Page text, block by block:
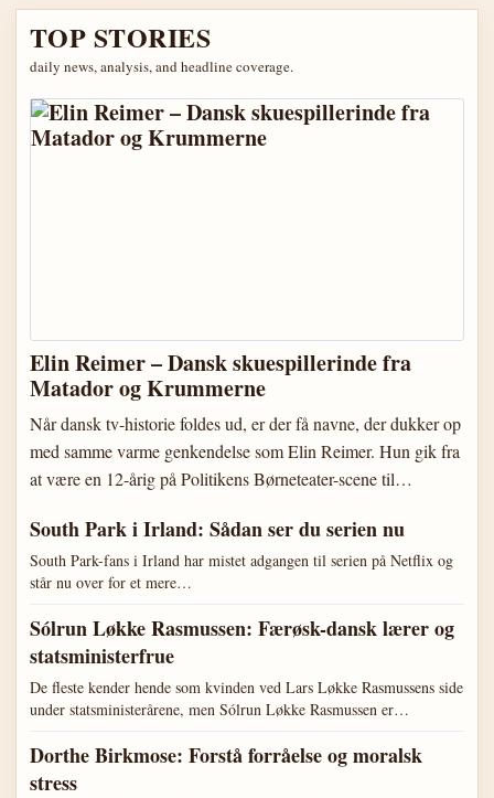
TOP STORIES
daily news, analysis, and headline coverage.
Elin Reimer – Dansk skuespillerinde fra
Matador og Krummerne
Når dansk tv-historie foldes ud, er der få navne, der dukker op
med samme varme genkendelse som Elin Reimer. Hun gik fra
at være en 12-årig på Politikens Børneteater-scene til…
South Park i Irland: Sådan ser du serien nu
South Park-fans i Irland har mistet adgangen til serien på Netflix og
står nu over for et mere…
Sólrun Løkke Rasmussen: Færøsk-dansk lærer og
statsministerfrue
De fleste kender hende som kvinden ved Lars Løkke Rasmussens side
under statsministerårene, men Sólrun Løkke Rasmussen er…
Dorthe Birkmose: Forstå forråelse og moralsk
stress